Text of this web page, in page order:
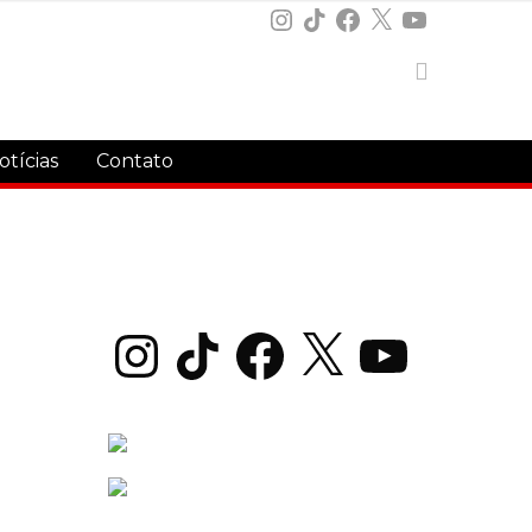
Instagram
TikTokFacebook
X YouTube
Contato
InstagramTikTok Facebook
X YouTube